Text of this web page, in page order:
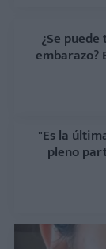
¿Se
embarazo?
"Es la
pleno